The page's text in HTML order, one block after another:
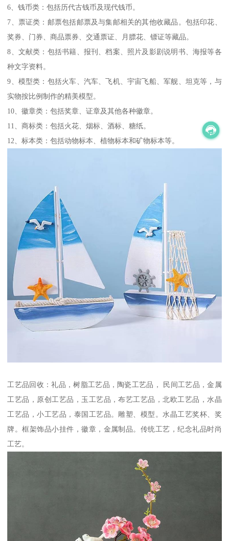
6、钱币类：包括历代古钱币及现代钱币。
7、票证类：邮票包括邮票及与集邮相关的其他收藏品。包括印花、
奖券、门券、商品票券、交通票证、月膘花、镖证等藏品。
8、文献类：包括书籍、报刊、档案、照片及影剧说明书、海报等各
种文字资料。
9、模型类：包括火车、汽车、飞机、宇宙飞船、军舰、坦克等，与
实物按比例制作的精美模型。
10、徽章类：包括奖章、证章及其他各种徽章。
11、商标类：包括火花、烟标、酒标、糖纸。
12、标本类：包括动物标本、植物标本和矿物标本等。
工艺品回收：礼品，树脂工艺品，陶瓷工艺品， 民间工艺品，金属
工艺品，原创工艺品，玉工艺品，布艺工艺品，北欧工艺品，水晶
工艺品，小工艺品，泰国工艺品。雕塑、模型。水晶工艺奖杯、奖
牌。框架饰品小挂件，徽章，金属制品。传统工艺，纪念礼品时尚
工艺。